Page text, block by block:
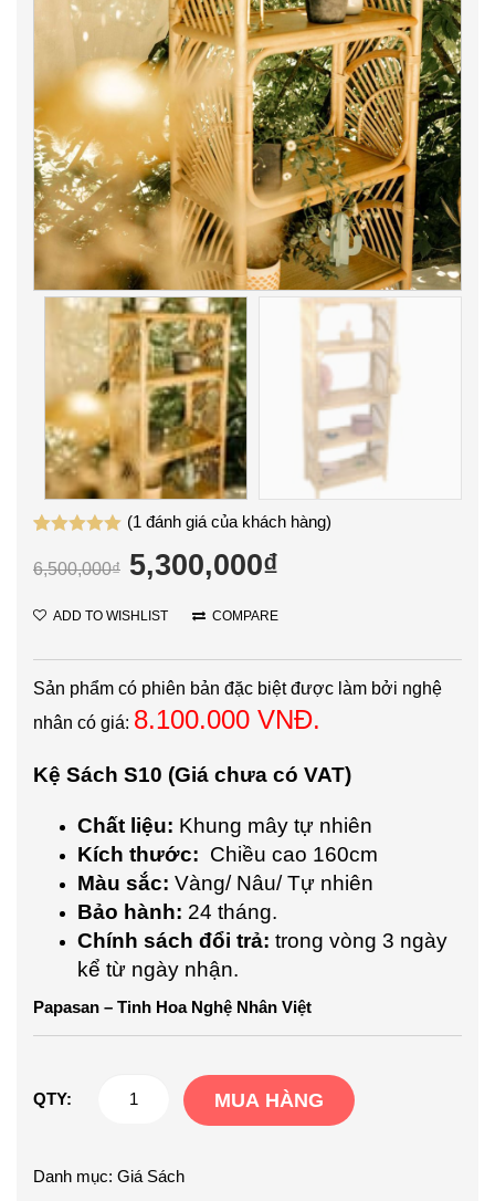
dựa trên
đánh giá
(1 đánh giá của khách hàng)
6,500,000₫ 5,300,000₫
ADD TO WISHLIST COMPARE
Sản phẩm có phiên bản đặc biệt được làm bởi nghệ
nhân có giá: 8.100.000 VNĐ.
Kệ Sách S10 (Giá chưa có VAT)
Chất liệu: Khung mây tự nhiên
Kích thước: Chiều cao 160cm
Màu sắc: Vàng/ Nâu/ Tự nhiên
Bảo hành: 24 tháng.
Chính sách đổi trả: trong vòng 3 ngày
kể từ ngày nhận.
Papasan – Tinh Hoa Nghệ Nhân Việt
QTY:
Kệ
MUA HÀNG
Danh mục: Giá Sách